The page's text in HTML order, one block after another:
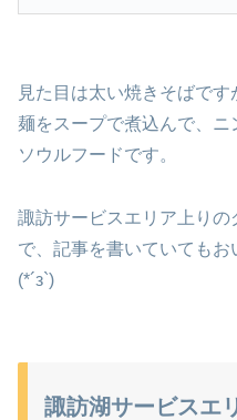
見た目は太い焼きそばです
麺をスープで煮込んで、
ソウルフードです。
諏訪サービスエリア上りの
で、記事を書いていてもお
(*´з`)
諏訪湖サービスエ